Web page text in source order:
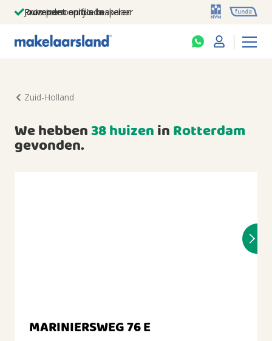
Jouw persoonlijke makelaar
Duizenden euro's besparen
Prominent op funda
Zuid-Holland
We hebben38 huizeninRotterdam
gevonden.
MARINIERSWEG 76 E